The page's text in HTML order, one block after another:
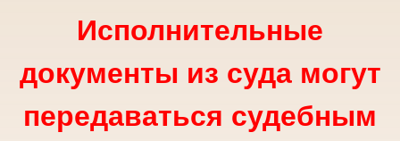
Исполнительные
документы из суда могут
передаваться судебным